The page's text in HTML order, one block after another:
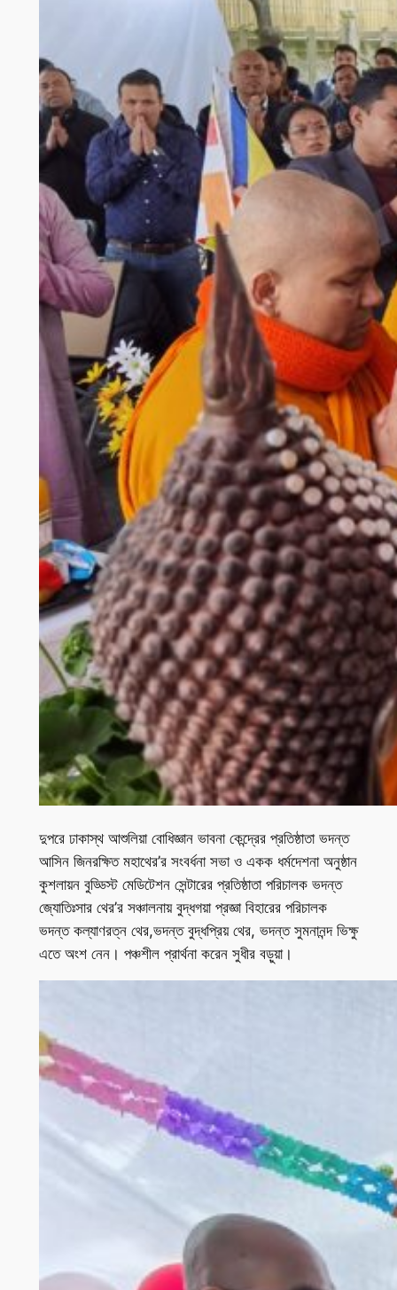
দুপরে ঢাকাস্থ আশুলিয়া বোধিজ্ঞান ভাবনা কেন্দ্রের প্রতিষ্ঠাতা ভদন্ত
আসিন জিনরক্ষিত মহাথের’র সংবর্ধনা সভা ও একক ধর্মদেশনা অনুষ্ঠান
কুশলায়ন বুড্ডিস্ট মেডিটেশন সেন্টারের প্রতিষ্ঠাতা পরিচালক ভদন্ত
জ্যোতিঃসার থের’র সঞ্চালনায় বুদ্ধগয়া প্রজ্ঞা বিহারের পরিচালক
ভদন্ত কল্যাণরত্ন থের,ভদন্ত বুদ্ধপ্রিয় থের, ভদন্ত সুমনানন্দ ভিক্ষু
এতে অংশ নেন। পঞ্চশীল প্রার্থনা করেন সুধীর বড়ুয়া।